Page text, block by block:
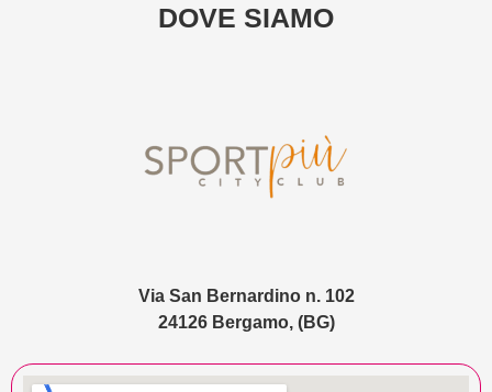
DOVE SIAMO
Via San Bernardino n. 102
24126 Bergamo, (BG)